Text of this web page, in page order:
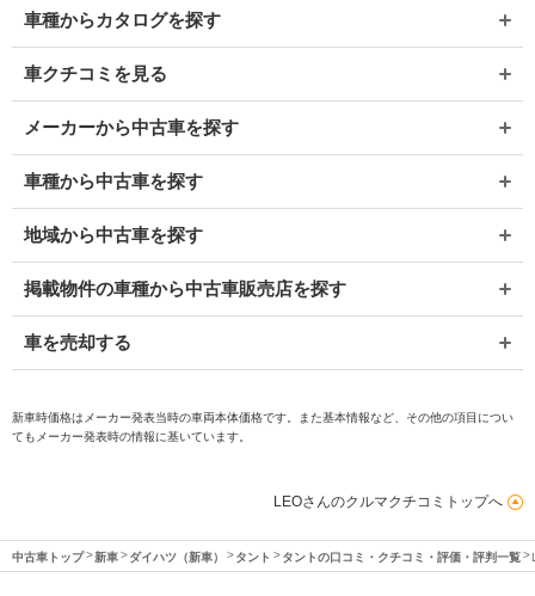
車種からカタログを探す
車クチコミを見る
メーカーから中古車を探す
車種から中古車を探す
地域から中古車を探す
掲載物件の車種から中古車販売店を探す
車を売却する
新車時価格はメーカー発表当時の車両本体価格です。また基本情報など、その他の項目につい
てもメーカー発表時の情報に基いています。
LEOさんのクルマクチコミトップへ
中古車トップ 新車 ダイハツ（新車） タント タントの口コミ・クチコミ・評価・評判一覧